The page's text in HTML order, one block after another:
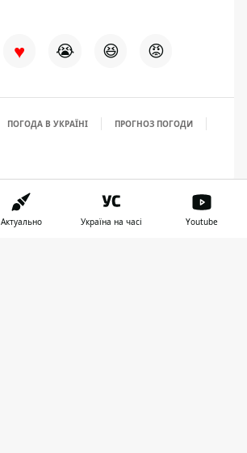
♥ 😭 😆 😡
ПОГОДА В УКРАЇНІ
ПРОГНОЗ ПОГОДИ
Актуально Україна на часі Youtube